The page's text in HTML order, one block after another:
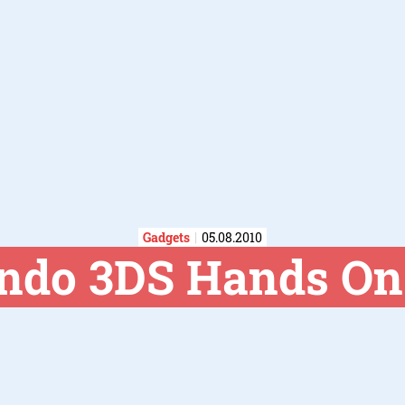
Gadgets 05.08.2010
3DS Hands